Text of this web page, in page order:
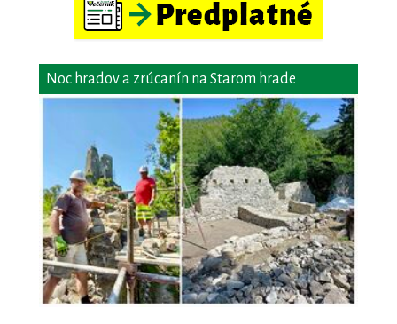
Noc hradov a zrúcanín na Starom hrade